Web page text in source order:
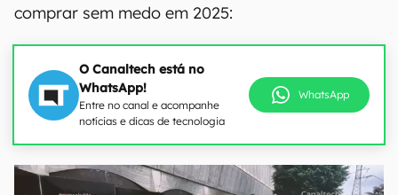
comprar sem medo em 2025:
O Canaltech está no
WhatsApp!
Entre no canal e acompanhe
notícias e dicas de tecnologia
WhatsApp